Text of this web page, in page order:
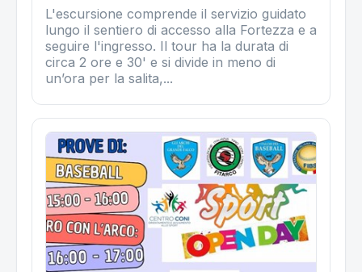
L'escursione comprende il servizio guidato
lungo il sentiero di accesso alla Fortezza e a
seguire l'ingresso. Il tour ha la durata di
circa 2 ore e 30' e si divide in meno di
un’ora per la salita,...